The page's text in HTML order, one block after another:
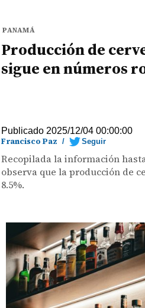
PANAMÁ
Producción de
sigue en números
Publicado 2025/12/04 00:00:00
Francisco Paz / Seguir
Recopilada la información
observa que la producción de
8.5%.